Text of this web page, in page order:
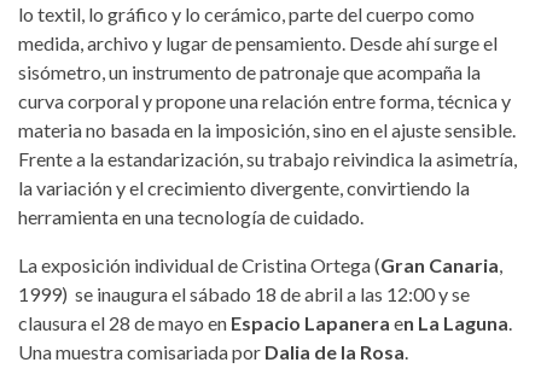
lo textil, lo gráfico y lo cerámico, parte del cuerpo como
medida, archivo y lugar de pensamiento. Desde ahí surge el
sisómetro, un instrumento de patronaje que acompaña la
curva corporal y propone una relación entre forma, técnica y
materia no basada en la imposición, sino en el ajuste sensible.
Frente a la estandarización, su trabajo reivindica la asimetría,
la variación y el crecimiento divergente, convirtiendo la
herramienta en una tecnología de cuidado.
La exposición individual de Cristina Ortega (Gran Canaria
1999) se inaugura el sábado 18 de abril a las 12:00 y se
clausura el 28 de mayo en Espacio Lapanera en La Laguna
Una muestra comisariada por Dalia de la Rosa